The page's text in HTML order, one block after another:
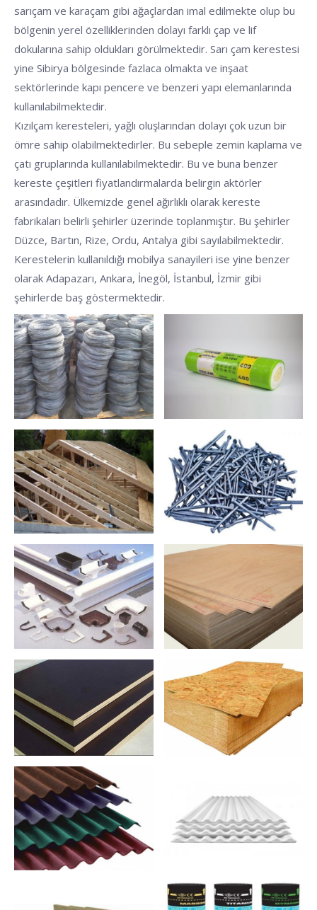
sarıçam ve karaçam gibi ağaçlardan imal edilmekte olup bu
bölgenin yerel özelliklerinden dolayı farklı çap ve lif
dokularına sahip oldukları görülmektedir. Sarı çam kerestesi
yine Sibirya bölgesinde fazlaca olmakta ve inşaat
sektörlerinde kapı pencere ve benzeri yapı elemanlarında
kullanılabilmektedir.
Kızılçam keresteleri, yağlı oluşlarından dolayı çok uzun bir
ömre sahip olabilmektedirler. Bu sebeple zemin kaplama ve
çatı gruplarında kullanılabilmektedir. Bu ve buna benzer
kereste çeşitleri fiyatlandırmalarda belirgin aktörler
arasındadır. Ülkemizde genel ağırlıklı olarak kereste
fabrikaları belirli şehirler üzerinde toplanmıştır. Bu şehirler
Düzce, Bartın, Rize, Ordu, Antalya gibi sayılabilmektedir.
Kerestelerin kullanıldığı mobilya sanayileri ise yine benzer
olarak Adapazarı, Ankara, İnegöl, İstanbul, İzmir gibi
şehirlerde baş göstermektedir.